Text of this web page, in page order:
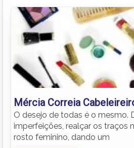
Mércia Correia
O desejo de todas é o mesmo.
imperfeições, realçar os traços
rosto feminino, dando um